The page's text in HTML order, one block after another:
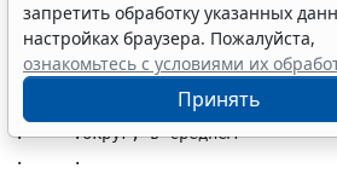
запретить обработку указанных
настройках браузера. Пожалуйста,
ознакомьтесь с условиями их
Принять